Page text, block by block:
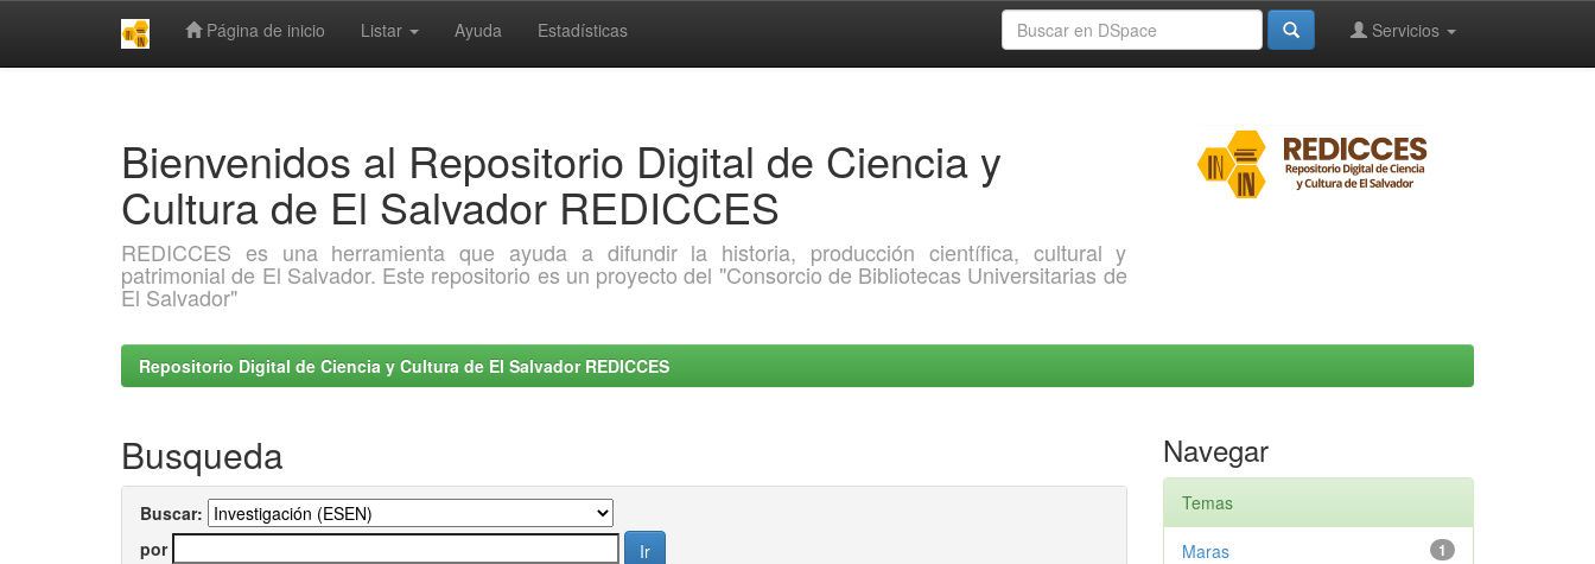
Página de inicio Listar Ayuda Estadísticas Servicios
Bienvenidos al Repositorio Digital de Ciencia y
Cultura de El Salvador REDICCES
REDICCES es una herramienta que ayuda a difundir la historia, producción científica, cultural y
patrimonial de El Salvador. Este repositorio es un proyecto del "Consorcio de Bibliotecas Universitarias de
El Salvador"
Repositorio Digital de Ciencia y Cultura de El Salvador REDICCES
Busqueda
Buscar:
por
Navegar
Temas
1
Maras